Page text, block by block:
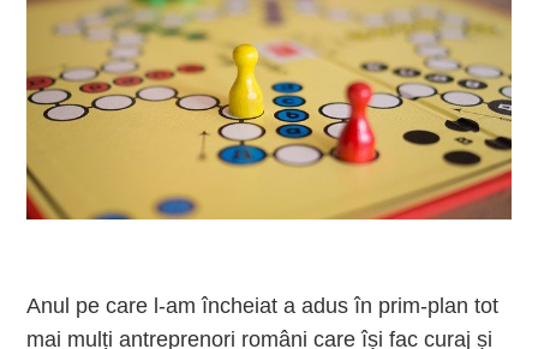
Anul pe care l-am încheiat a adus în prim-plan tot
mai mulți antreprenori români care își fac curaj și